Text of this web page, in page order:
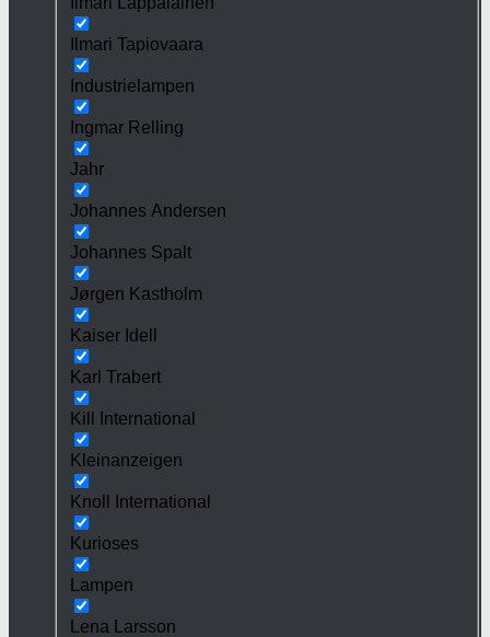
Ilmari Tapiovaara
Industrielampen
Ingmar Relling
Jahr
Johannes Andersen
Johannes Spalt
Jørgen Kastholm
Kaiser Idell
Karl Trabert
Kill International
Kleinanzeigen
Knoll International
Kurioses
Lampen
Lena Larsson